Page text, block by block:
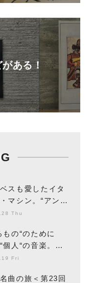
ある！
スも愛したイタ
マシン。“アンビ
す創作の原点
Thu
の“のために
人“の音楽。冥
をレポート
Fri
曲の旅＜第23回